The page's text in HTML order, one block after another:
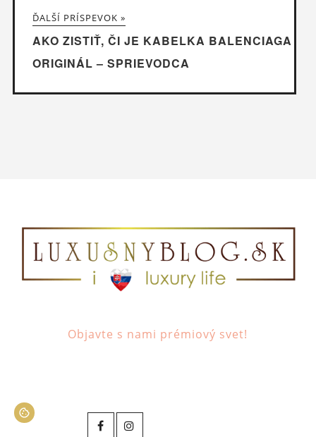
ĎALŠÍ PRÍSPEVOK »
AKO ZISTIŤ, ČI JE KABELKA BALENCIAGA
ORIGINÁL – SPRIEVODCA
Objavte s nami prémiový svet!